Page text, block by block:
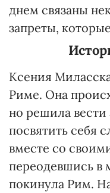
днем связаны
запреты,
Ксения
Риме. Она
но решила
посвятить себя
вместе со
переодевшись
покинула Рим.